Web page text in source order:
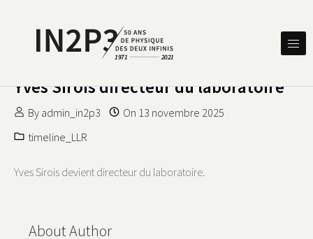
IN2P3 50 ANS DE PHYSIQUE
Yves Sirois directeur du laboratoire
By admin_in2p3 On 13 novembre 2025
timeline_LLR
Yves Sirois devient directeur du laboratoire.
About Author